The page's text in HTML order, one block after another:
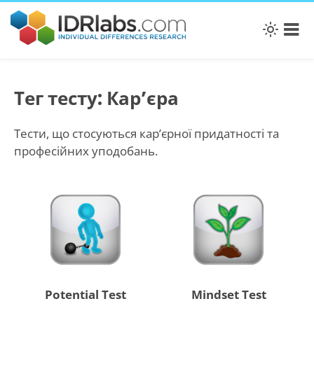
Тег тесту: Кар’єра
Тести, що стосуються кар’єрної придатності та
професійних уподобань.
Potential Test Mindset Test